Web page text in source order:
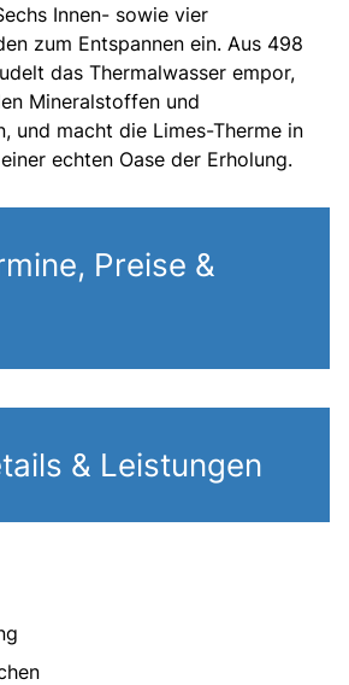
Innen- sowie vier
zum Entspannen ein. Aus 498
das Thermalwasser empor,
Mineralstoffen und
und macht die Limes-Therme in
echten Oase der Erholung.
Preise &
& Leistungen